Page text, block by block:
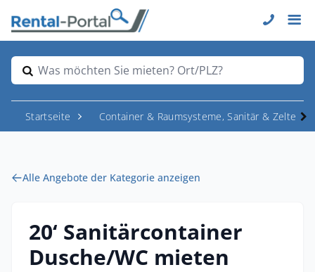
Was möchten Sie mieten? Ort/PLZ?
Startseite Container & Raumsysteme, Sanitär & Zelte
Alle Angebote der Kategorie anzeigen
20‘ Sanitärcontainer
Dusche/WC mieten